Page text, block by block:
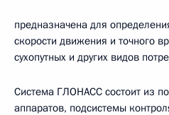
предназначена для
скорости движения и точного
сухопутных и других видов
Система ГЛОНАСС состоит из
аппаратов, подсистемы